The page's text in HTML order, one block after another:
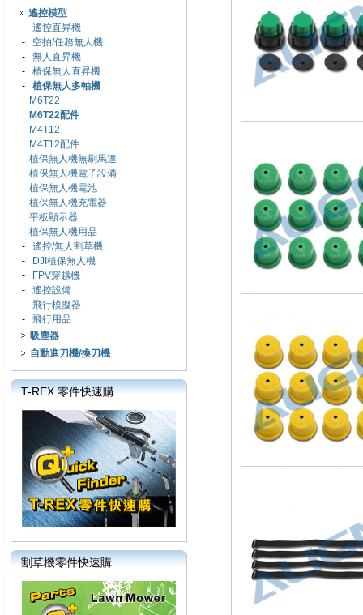
遙控模型
- 遙控直昇機
- 空拍/任務無人機
- 無人直昇機
- 植保無人直昇機
- 植保無人多軸機
M6T22
M6T22配件
M4T12
M4T12配件
植保無人機無刷馬達
植保無人機電子設備
植保無人機電池
植保無人機充電器
平板顯示器
植保無人機用品
- 遙控/無人割草機
-
DJI植保無人機
-
FPV穿越機
- 遙控設備
- 飛行模擬器
- 飛行用品
吸塵器
自動進刀機/換刀機
T-REX 零件快速購
割草機零件快速購